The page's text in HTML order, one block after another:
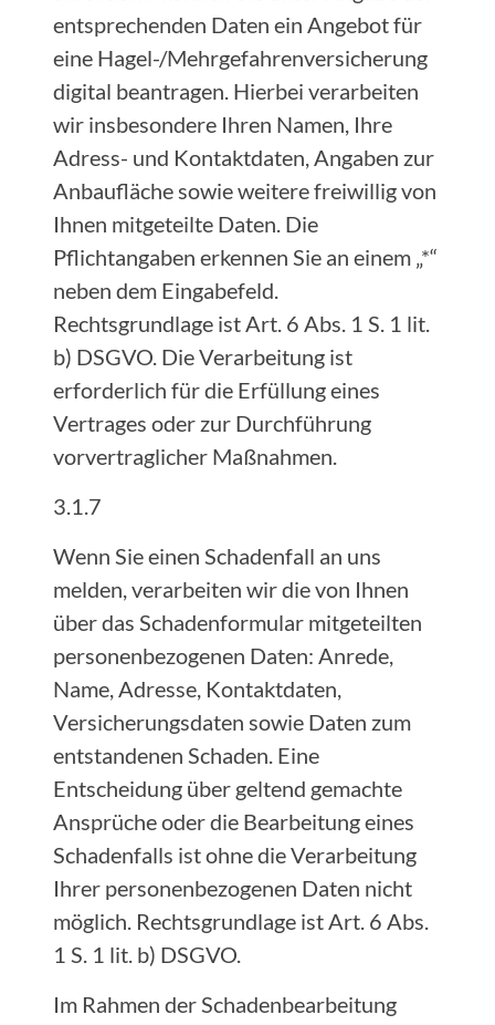
entsprechenden Daten ein Angebot für
eine Hagel-/Mehrgefahrenversicherung
digital beantragen. Hierbei verarbeiten
wir insbesondere Ihren Namen, Ihre
Adress- und Kontaktdaten, Angaben zur
Anbaufläche sowie weitere freiwillig von
Ihnen mitgeteilte Daten. Die
Pflichtangaben erkennen Sie an einem „*“
neben dem Eingabefeld.
Rechtsgrundlage ist Art. 6 Abs. 1 S. 1 lit.
b) DSGVO. Die Verarbeitung ist
erforderlich für die Erfüllung eines
Vertrages oder zur Durchführung
vorvertraglicher Maßnahmen.
3.1.7
Wenn Sie einen Schadenfall an uns
melden, verarbeiten wir die von Ihnen
über das Schadenformular mitgeteilten
personenbezogenen Daten: Anrede,
Name, Adresse, Kontaktdaten,
Versicherungsdaten sowie Daten zum
entstandenen Schaden. Eine
Entscheidung über geltend gemachte
Ansprüche oder die Bearbeitung eines
Schadenfalls ist ohne die Verarbeitung
Ihrer personenbezogenen Daten nicht
möglich. Rechtsgrundlage ist Art. 6 Abs.
1 S. 1 lit. b) DSGVO.
Im Rahmen der Schadenbearbeitung